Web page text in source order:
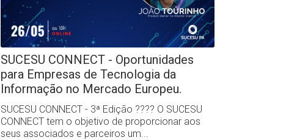
SUCESU CONNECT - Oportunidades
para Empresas de Tecnologia da
Informação no Mercado Europeu.
SUCESU CONNECT - 3ª Edição ?‍??‍? O SUCESU
CONNECT tem o objetivo de proporcionar aos
seus associados e parceiros um...